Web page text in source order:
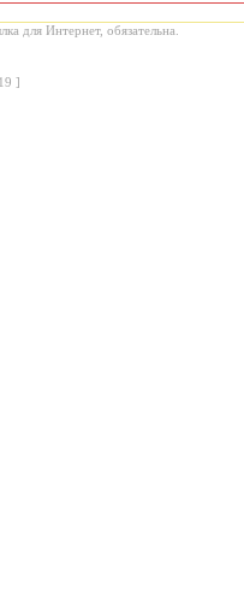
для Интернет, обязательна.
]